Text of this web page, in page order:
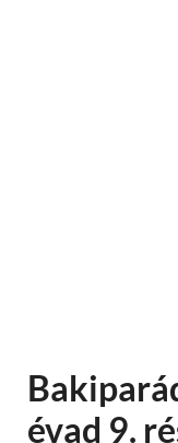
évad 9.